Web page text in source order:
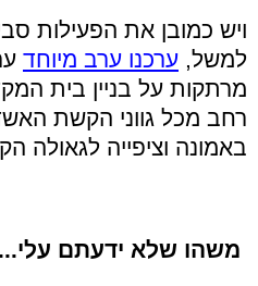
ויש כמובן את הפעילות
למשל, ערכנו ערב מיוחד
מרתקות על בניין בית
רחב מכל גווני הקשת
באמונה וציפייה לגאולה
משהו שלא ידעתם עלי...